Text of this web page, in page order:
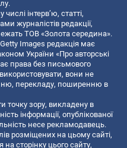
інтерв’ю, статті,
журналістів редакції,
ТОВ «Золота середина».
Images редакція має
України «Про авторські
права без письмового
вони не
перекладу, поширенню в
точку зору, викладену в
інформації, опублікованої
несе рекламодавець.
розміщених на цьому сайті,
сторінку цього сайту,